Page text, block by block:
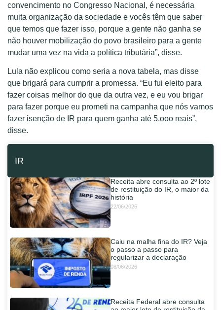
convencimento no Congresso Nacional, é necessária
muita organização da sociedade e vocês têm que saber
que temos que fazer isso, porque a gente não ganha se
não houver mobilização do povo brasileiro para a gente
mudar uma vez na vida a política tributária”, disse.
Lula não explicou como seria a nova tabela, mas disse
que brigará para cumprir a promessa. “Eu fui eleito para
fazer coisas melhor do que da outra vez, e eu vou brigar
para fazer porque eu prometi na campanha que nós vamos
fazer isenção de IR para quem ganha até 5.ooo reais”,
disse.
IR
Receita abre consulta ao 2º lote
de restituição do IR, o maior da
história
22/06/2026
Caiu na malha fina do IR? Veja
o passo a passo para
regularizar a declaração
08/06/2026
Receita Federal abre consulta